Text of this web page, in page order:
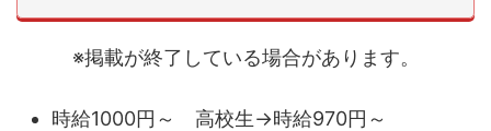
※掲載が終了している場合があります。
時給1000円～ 高校生→時給970円～